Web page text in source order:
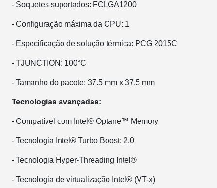
- Soquetes suportados: FCLGA1200
- Configuração máxima da CPU: 1
- Especificação de solução térmica: PCG 2015C
- TJUNCTION: 100°C
- Tamanho do pacote: 37.5 mm x 37.5 mm
Tecnologias avançadas:
- Compatível com Intel® Optane™ Memory
- Tecnologia Intel® Turbo Boost: 2.0
- Tecnologia Hyper-Threading Intel®
- Tecnologia de virtualização Intel® (VT-x)